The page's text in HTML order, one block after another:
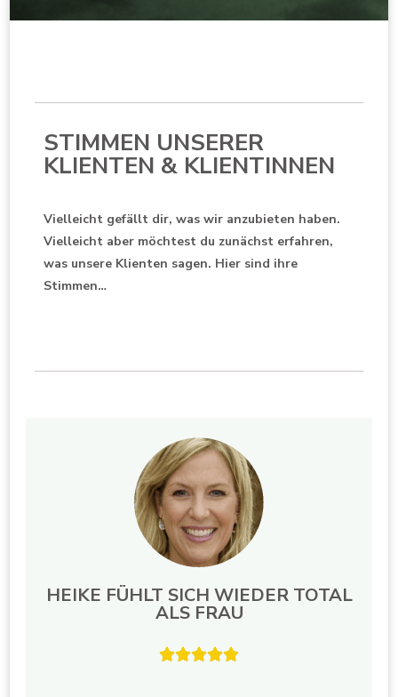
STIMMEN UNSERER
KLIENTEN & KLIENTINNEN
Vielleicht gefällt dir, was wir anzubieten haben.
Vielleicht aber möchtest du zunächst erfahren,
was unsere Klienten sagen. Hier sind ihre
Stimmen…
HEIKE FÜHLT SICH WIEDER TOTAL
ALS FRAU
